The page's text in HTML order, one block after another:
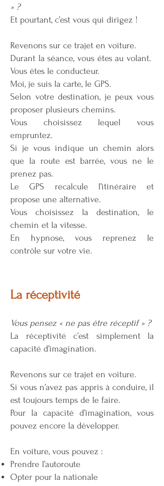
» ?
Et pourtant, c’est vous qui dirigez !
Revenons sur ce trajet en voiture.
Durant la séance, vous êtes au volant.
Vous êtes le conducteur.
Moi, je suis la carte, le GPS.
Selon votre destination, je peux vous
proposer plusieurs chemins.
Vous choisissez lequel vous
empruntez.
Si je vous indique un chemin alors
que la route est barrée, vous ne le
prenez pas.
Le GPS recalcule l’itinéraire et
propose une alternative.
Vous choisissez la destination, le
chemin et la vitesse.
En hypnose, vous reprenez le
contrôle sur votre vie.
La réceptivité
Vous pensez « ne pas être réceptif » ?
La réceptivité c’est simplement la
capacité d’imagination.
Revenons sur ce trajet en voiture.
Si vous n’avez pas appris à conduire, il
est toujours temps de le faire.
Pour la capacité d’imagination, vous
pouvez encore la développer.
En voiture, vous pouvez :
Prendre l’autoroute
Opter pour la nationale